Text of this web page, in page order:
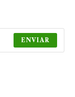
ENVIAR